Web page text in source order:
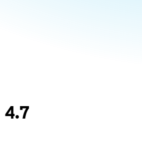
4.7